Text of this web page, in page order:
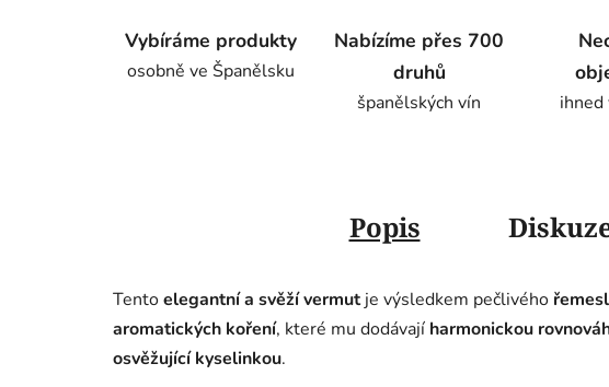
Vybíráme produkty
osobně ve Španělsku
Nabízíme přes 700
druhů
španělských vín ihned
Popis
Tentoelegantní a svěží vermutje výsledkem pečlivého
aromatických koření, které mu dodávají harmonickou
osvěžující kyselinkou.